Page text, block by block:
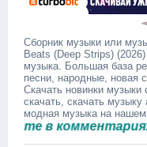
Сборник музыки или
Beats (Deep Strips)
музыка. Большая база
песни, народные, новая
Скачать новинки музыки
скачать, скачать
модная музыка на нашем
в комментарияхо